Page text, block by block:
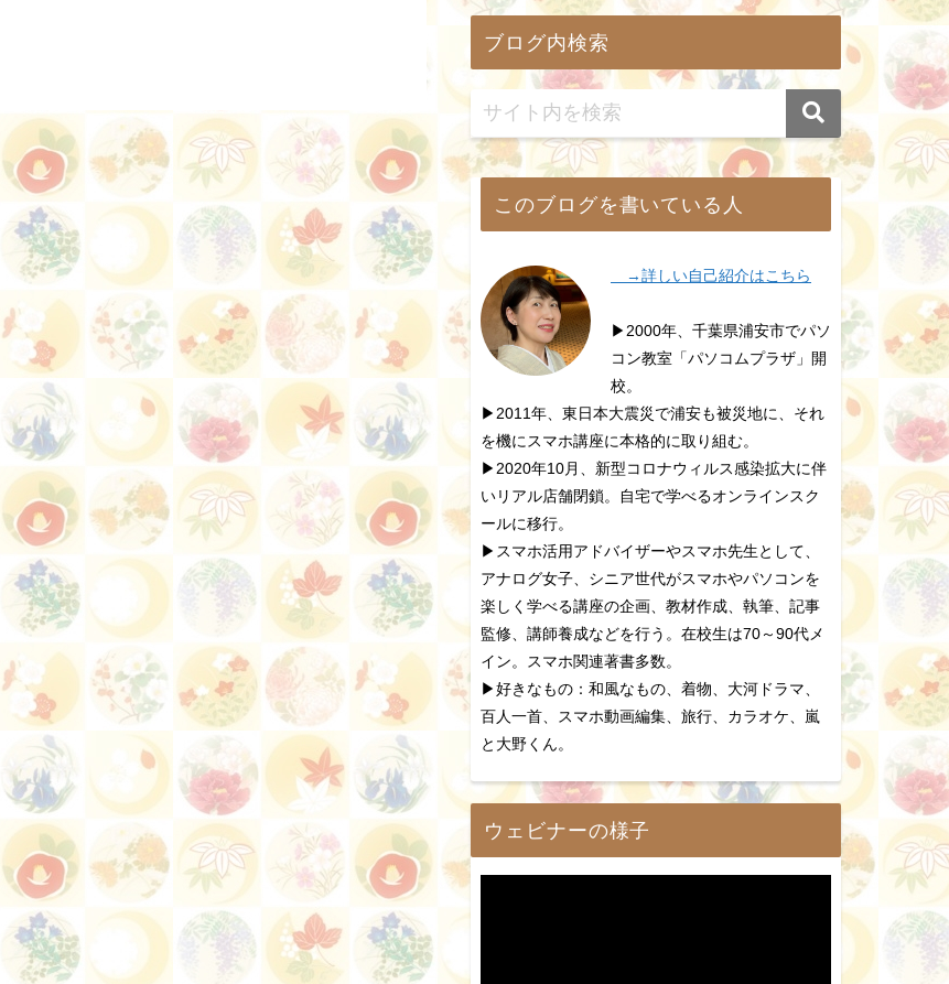
ブログ内検索
このブログを書いている人
→詳しい自己紹介はこちら
▶2000年、千葉県浦安市でパソ
コン教室「パソコムプラザ」開
校。
▶2011年、東日本大震災で浦安も被災地に、それ
を機にスマホ講座に本格的に取り組む。
▶2020年10月、新型コロナウィルス感染拡大に伴
いリアル店舗閉鎖。自宅で学べるオンラインスク
ールに移行。
▶スマホ活用アドバイザーやスマホ先生として、
アナログ女子、シニア世代がスマホやパソコンを
楽しく学べる講座の企画、教材作成、執筆、記事
監修、講師養成などを行う。在校生は70～90代メ
イン。スマホ関連著書多数。
▶好きなもの：和風なもの、着物、大河ドラマ、
百人一首、スマホ動画編集、旅行、カラオケ、嵐
と大野くん。
ウェビナーの様子